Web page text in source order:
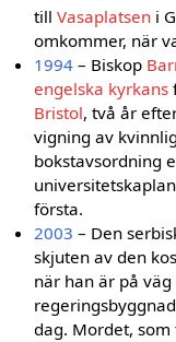
tillVasaplatsen i
omkommer, när
1994 – Biskop
engelska kyrkans
Bristol, två år
vigning av
bokstavsordning
första.
2003 – Den
skjuten av den
när han är på
dag. Mordet,